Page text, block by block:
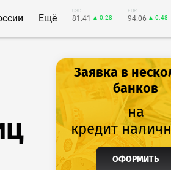
Ещё
USD
81.41 ▲ 0.28
EUR
94.06 ▲ 0.48
Заявка в
банков
на
кредит
ОФОРМИТЬ